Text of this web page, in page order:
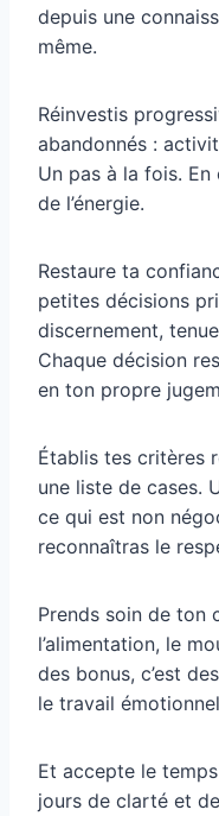
depuis une
même.
Réinvestis
abandonnés :
Un pas à la fois.
de l’énergie.
Restaure ta
petites décisions
discernement,
Chaque décision
en ton propre
Établis tes critères
une liste de cases.
ce qui est non
reconnaîtras le
Prends soin de ton
l’alimentation, le
des bonus, c’est
le travail
Et accepte le
jours de clarté et